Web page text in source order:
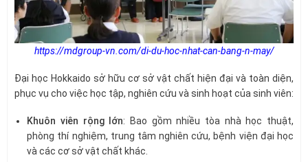
https://mdgroup-vn.com/di-du-hoc-nhat-can-bang-n-may/
Đại học Hokkaido sở hữu cơ sở vật chất hiện đại và toàn diện,
phục vụ cho việc học tập, nghiên cứu và sinh hoạt của sinh viên:
Khuôn viên rộng lớn: Bao gồm nhiều tòa nhà học thuật,
phòng thí nghiệm, trung tâm nghiên cứu, bệnh viện đại học
và các cơ sở vật chất khác.